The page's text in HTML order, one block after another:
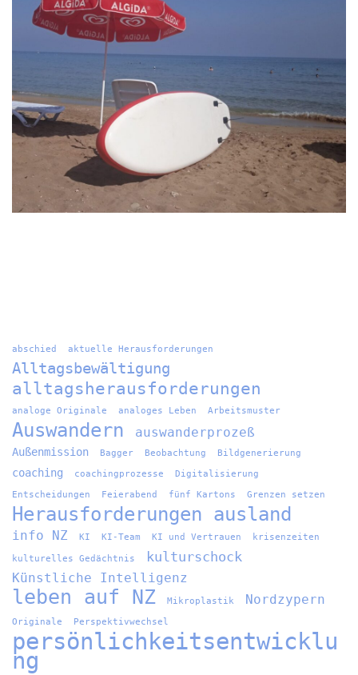
abschied aktuelle Herausforderungen
Alltagsbewältigung
alltagsherausforderungen
analoge Originale analoges Leben Arbeitsmuster
Auswandern auswanderprozeß
Außenmission Bagger Beobachtung Bildgenerierung
coaching coachingprozesse
Digitalisierung
Entscheidungen
Feierabend fünf Kartons Grenzen setzen
Herausforderungen ausland
info NZ KI KI-Team KI und Vertrauen krisenzeiten
kulturelles Gedächtnis kulturschock
Künstliche Intelligenz
leben auf NZ Mikroplastik Nordzypern
Originale Perspektivwechsel
persönlichkeitsentwicklu
ng